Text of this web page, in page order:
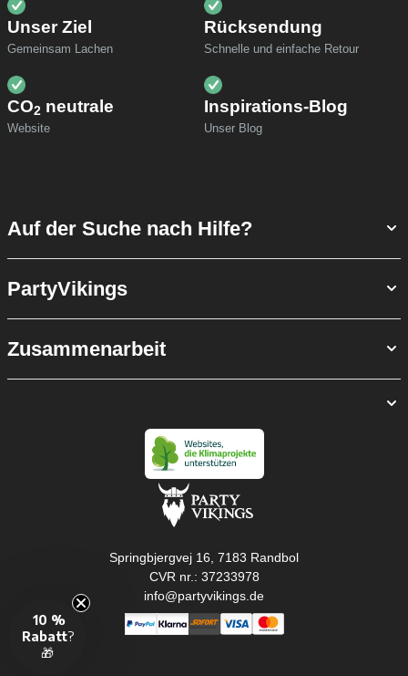
Unser Ziel
Gemeinsam Lachen
Rücksendung
Schnelle und einfache Retour
CO2 neutrale
Website
Inspirations-Blog
Unser Blog
Auf der Suche nach Hilfe?
PartyVikings
Zusammenarbeit
Springbjergvej 16, 7183 Randbol
CVR nr.: 37233978
info@partyvikings.de
10 %
Rabatt?
🎁